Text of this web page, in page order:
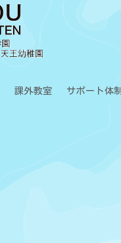
課外教室 サポート体制